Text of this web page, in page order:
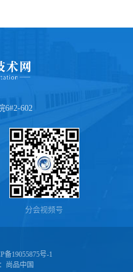
6#2-602
分会视频号
备19055875号-1
尚品中国